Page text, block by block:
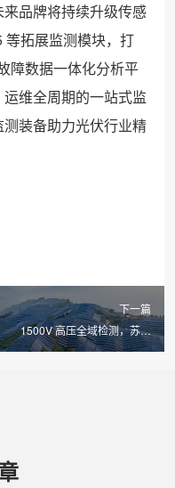
品牌将持续升级传感
等拓展监测模块，打
障数据一体化分析平
维全周期的一站式监
装备助力光伏行业精
下一篇
1500V 高压全域检测，苏州
LX-PV31 便携式 IV 测试仪